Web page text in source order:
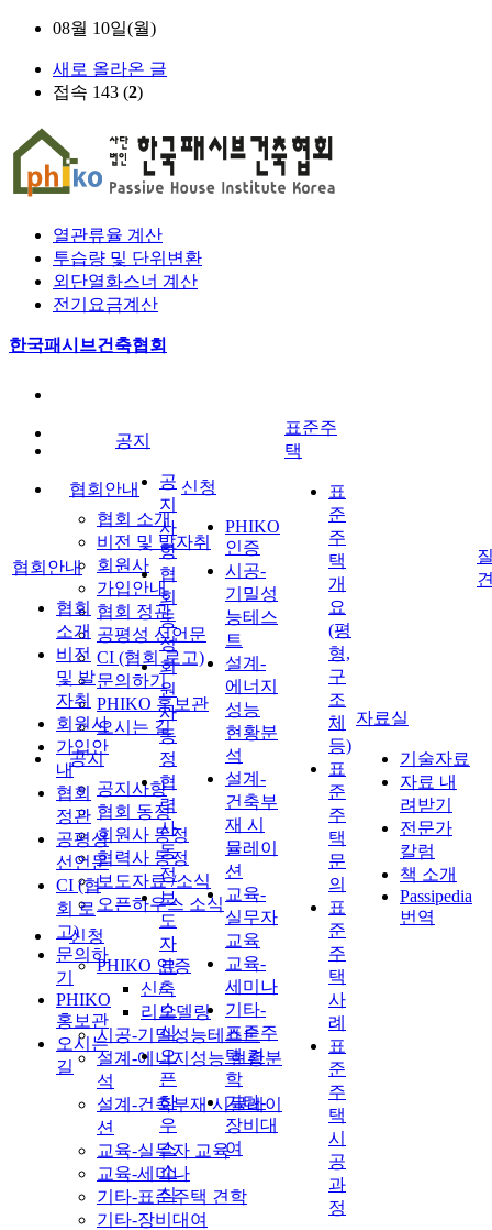
08월 10일(월)
새로 올라온 글
접속 143 (2)
열관류율 계산
투습량 및 단위변환
외단열화스너 계산
전기요금계산
한국패시브건축협회
협회안내
협회 소개
비전 및 발자취
회원사
가입안내
협회 정관
공평성 선언문
CI (협회 로고)
문의하기
PHIKO 홍보관
오시는 길
공지
공지사항
협회 동정
회원사 동정
협력사 동정
보도자료 /소식
오픈하우스 소식
신청
PHIKO 인증
신축
리모델링
시공-기밀성능테스트
설계-에너지성능 현황분
석
설계-건축부재 시뮬레이
션
교육-실무자 교육
교육-세미나
기타-표준주택 견학
기타-장비대여
협회안내
협회
소개
비전
및 발
자취
회원사
가입안
내
협회
정관
공평성
선언문
CI (협
회 로
고)
문의하
기
PHIKO
홍보관
오시는
길
공지
공
지
사
항
협
회
동
정
회
원
사
동
정
협
력
사
동
정
보
도
자
료
/
소
식
오
픈
하
우
스
소
식
신청
PHIKO
인증
시공-
기밀성
능테스
트
설계-
에너지
성능
현황분
석
설계-
건축부
재 시
뮬레이
션
교육-
실무자
교육
교육-
세미나
기타-
표준주
택 견
학
기타-
장비대
여
표준주
택
표
준
주
택
개
요
(평
형,
구
조
체
등)
표
준
주
택
문
의
표
준
주
택
사
례
표
준
주
택
시
공
과
정
자료실
기술자료
자료 내
려받기
전문가
칼럼
책 소개
Passipedia
번역